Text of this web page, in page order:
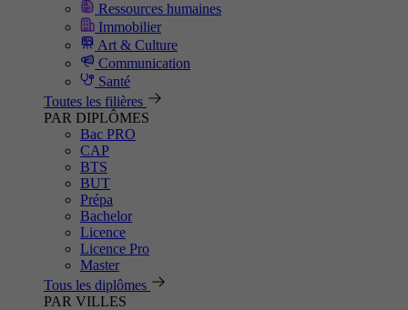
Ressources humaines
Immobilier
Art & Culture
Communication
Santé
Toutes les filières
PAR DIPLÔMES
Bac PRO
CAP
BTS
BUT
Prépa
Bachelor
Licence
Licence Pro
Master
Tous les diplômes
PAR VILLES